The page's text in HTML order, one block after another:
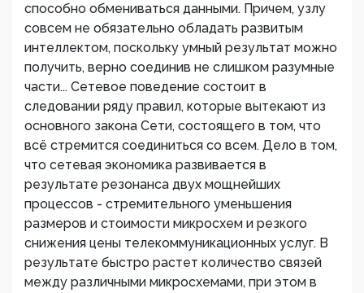
способно обмениваться данными. Причем, узлу
совсем не обязательно обладать развитым
интеллектом, поскольку умный результат можно
получить, верно соединив не слишком разумные
части... Сетевое поведение состоит в
следовании ряду правил, которые вытекают из
основного закона Сети, состоящего в том, что
всё стремится соединиться со всем. Дело в том,
что сетевая экономика развивается в
результате резонанса двух мощнейших
процессов - стремительного уменьшения
размеров и стоимости микросхем и резкого
снижения цены телекоммуникационных услуг. В
результате быстро растет количество связей
между различными микросхемами, при этом в